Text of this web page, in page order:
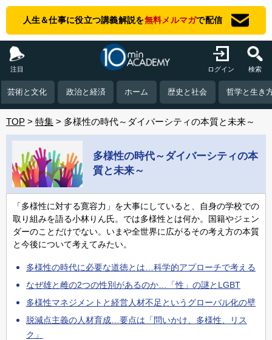
人生＆仕事に役立つ講義解説を無料メルマガで配信
注目 ログイン 検索
芸術と文化 政治と経済 ホーム 歴史と社会 哲学と生き
TOP 特集 多様性の時代～ダイバーシティの本質と未来～
多様性の時代～ダイバーシティの本
質と未来～
「多様性に対する寛容力」を大事にしていると、自身の学校での
取り組みを語る小林りん氏。では多様性とは何か。国籍やジェン
ダーのことだけでない。いまや全世界に広がるその考え方の本質
と今後について考えてみたい。
多様性の時代に必要な道徳とは…科学的アプローチで考える
なぜ雄と雌の2つの性別があるのか…「性」の謎とLGBT
多様性マネジメントと経営人材不足というグローバル化の壁
脱減点主義の人材育成…要点は「問いかけ、多様性、リス
ク」